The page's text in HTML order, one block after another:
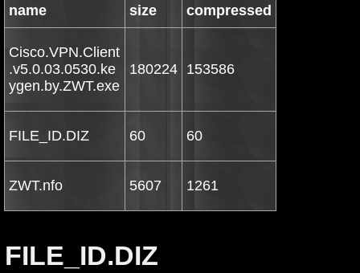
name size compressed
Cisco.VPN.Client
.v5.0.03.0530.ke
ygen.by.ZWT.exe
180224 153586
FILE_ID.DIZ 60 60
ZWT.nfo 5607 1261
FILE_ID.DIZ